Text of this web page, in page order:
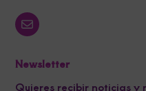
Newsletter
Quieres recibir noticias y